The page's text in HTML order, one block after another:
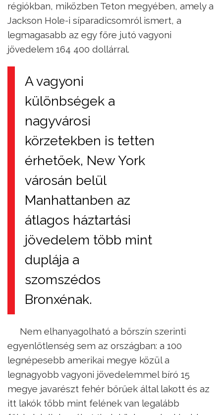
régiókban, miközben Teton megyében, amely a
Jackson Hole-i síparadicsomról ismert, a
legmagasabb az egy főre jutó vagyoni
jövedelem 164 400 dollárral.
A vagyoni
különbségek a
nagyvárosi
körzetekben is tetten
érhetőek, New York
városán belül
Manhattanben az
átlagos háztartási
jövedelem több mint
duplája a
szomszédos
Bronxénak.
Nem elhanyagolható a bőrszín szerinti
egyenlőtlenség sem az országban: a 100
legnépesebb amerikai megye közül a
legnagyobb vagyoni jövedelemmel bíró 15
megye javarészt fehér bőrűek által lakott és az
itt lakók több mint felének van legalább